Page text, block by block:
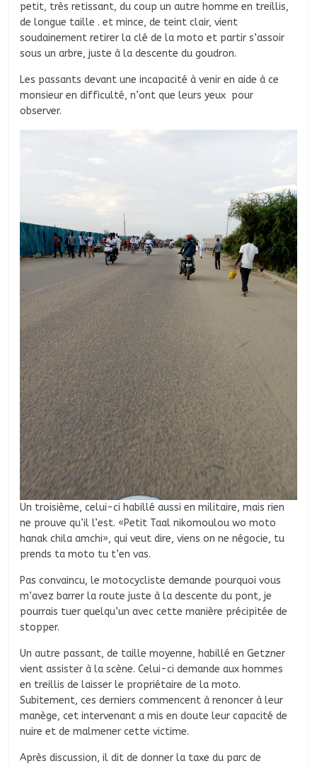
petit, très retissant, du coup un autre homme en treillis,
de longue taille . et mince, de teint clair, vient
soudainement retirer la clé de la moto et partir s’assoir
sous un arbre, juste à la descente du goudron.
Les passants devant une incapacité à venir en aide à ce
monsieur en difficulté, n’ont que leurs yeux pour
observer.
Un troisième, celui-ci habillé aussi en militaire, mais rien
ne prouve qu’il l’est. «Petit Taal nikomoulou wo moto
hanak chila amchi», qui veut dire, viens on ne négocie, tu
prends ta moto tu t’en vas.
Pas convaincu, le motocycliste demande pourquoi vous
m’avez barrer la route juste à la descente du pont, je
pourrais tuer quelqu’un avec cette manière précipitée de
stopper.
Un autre passant, de taille moyenne, habillé en Getzner
vient assister à la scène. Celui-ci demande aux hommes
en treillis de laisser le propriétaire de la moto.
Subitement, ces derniers commencent à renoncer à leur
manège, cet intervenant a mis en doute leur capacité de
nuire et de malmener cette victime.
Après discussion, il dit de donner la taxe du parc de